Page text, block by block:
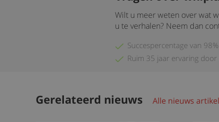
Wilt u meer weten over wat
u te verhalen? Neem dan
Succespercentage van 98%
Ruim 35 jaar ervaring
Gerelateerd nieuws Alle nieuws